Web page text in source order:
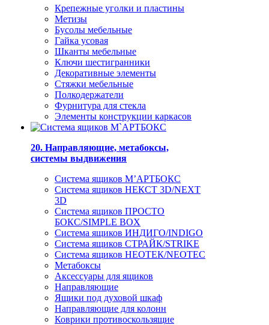
Крепежные уголки и пластины
Метизы
Бусолы мебельные
Гайка усовая
Шканты мебельные
Ключи шестигранники
Декоративные элементы
Стяжки мебельные
Полкодержатели
Фурнитура для стекла
Элементы конструкции каркасов
20. Направляющие, метабоксы,
системы выдвижения
Система ящиков М’АРТБОКС
Система ящиков НЕКСТ 3D/NEXT
3D
Система ящиков ПРОСТО
БОКС/SIMPLE BOX
Система ящиков ИНДИГО/INDIGO
Система ящиков СТРАЙК/STRIKE
Система ящиков НЕОТЕК/NEOTEC
Метабоксы
Аксессуары для ящиков
Направляющие
Ящики под духовой шкаф
Направляющие для колонн
Коврики противоскользящие